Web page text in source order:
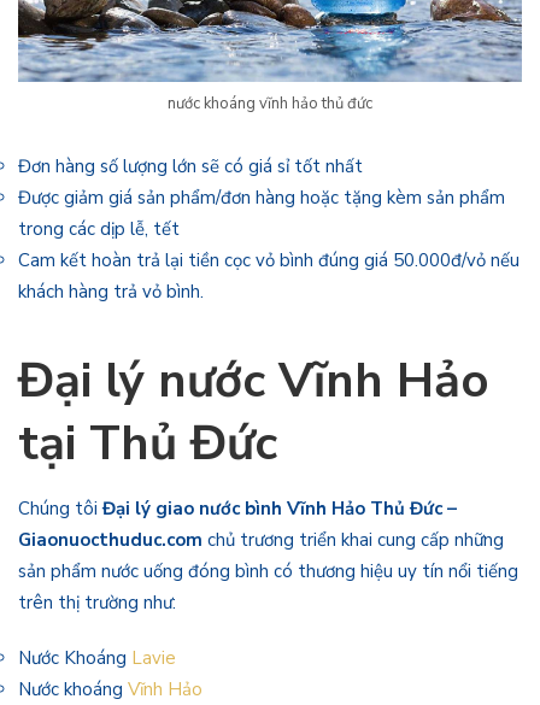
nước khoáng vĩnh hảo thủ đức
Đơn hàng số lượng lớn sẽ có giá sỉ tốt nhất
Được giảm giá sản phẩm/đơn hàng hoặc tặng kèm sản phẩm
trong các dịp lễ, tết
Cam kết hoàn trả lại tiền cọc vỏ bình đúng giá 50.000đ/vỏ nếu
khách hàng trả vỏ bình.
Đại lý nước Vĩnh Hảo
tại Thủ Đức
Chúng tôi Đại lý giao nước bình Vĩnh Hảo Thủ Đức –
Giaonuocthuduc.com chủ trương triển khai cung cấp những
sản phẩm nước uống đóng bình có thương hiệu uy tín nổi tiếng
trên thị trường như:
Nước Khoáng Lavie
Nước khoáng Vĩnh Hảo